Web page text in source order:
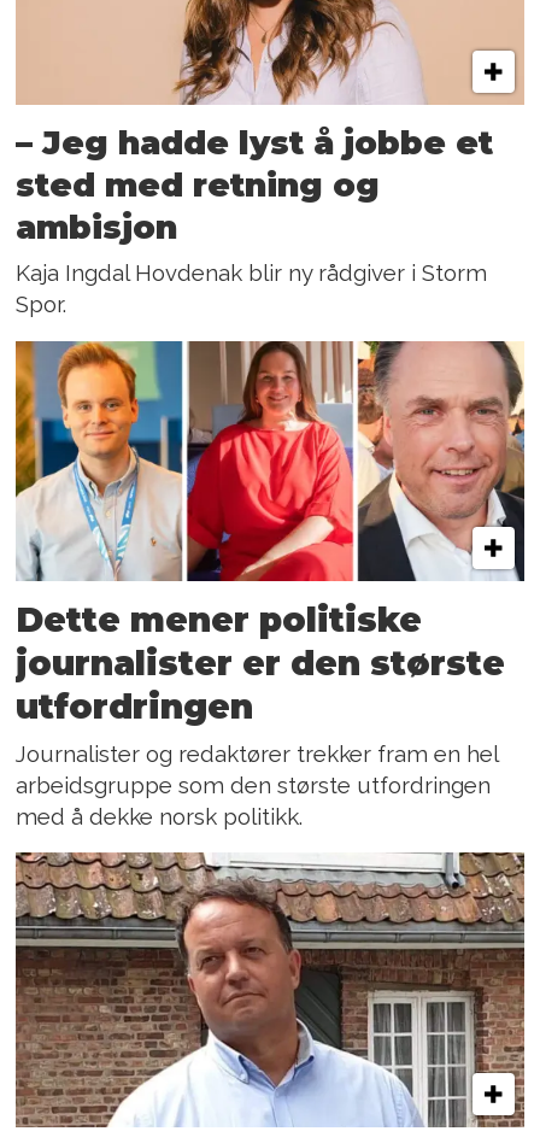
– Jeg hadde lyst å jobbe et
sted med retning og
ambisjon
Kaja Ingdal Hovdenak blir ny rådgiver i Storm
Spor.
Dette mener politiske
journalister er den største
utfordringen
Journalister og redaktører trekker fram en hel
arbeidsgruppe som den største utfordringen
med å dekke norsk politikk.